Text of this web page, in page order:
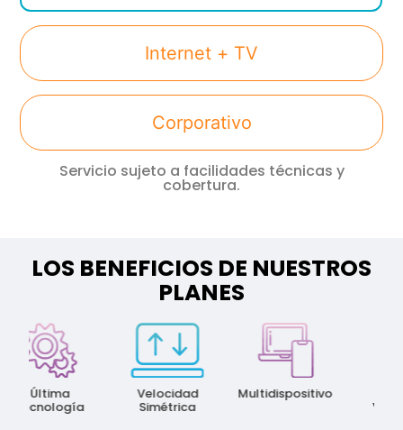
Internet + TV
Corporativo
Servicio sujeto a facilidades técnicas y
cobertura.
LOS BENEFICIOS DE NUESTROS
PLANES
Última
Tecnología
Velocidad
Simétrica
Multidispositivo